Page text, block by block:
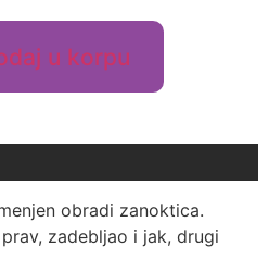
u korpu
obradi zanoktica.
zadebljao i jak, drugi